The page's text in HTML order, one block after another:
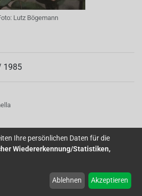
Lutz Bögemann
1985
Spitzen
Ihre persönlichen Daten für die
Wiedererkennung/Statistiken,
Ablehnen Akzeptieren